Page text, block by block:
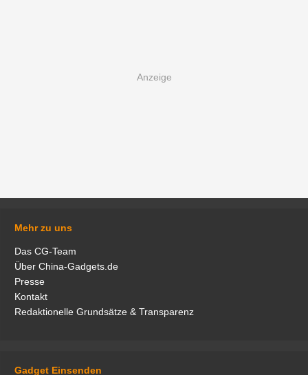
Mehr zu uns
Das CG-Team
Über China-Gadgets.de
Presse
Kontakt
Redaktionelle Grundsätze & Transparenz
Gadget Einsenden